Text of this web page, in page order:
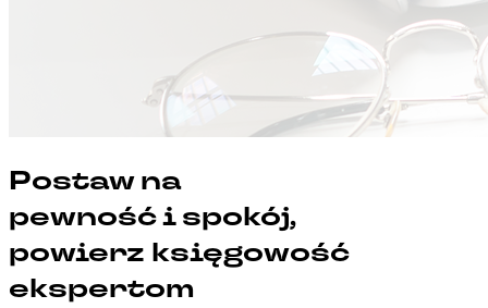
Postaw na
pewność i spokój,
powierz księgowość
ekspertom